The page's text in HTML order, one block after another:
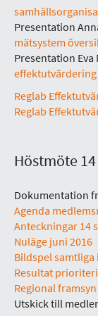
Presentation
mätsystem
Presentation Eva
effektutvärdering
Reglab
Reglab
Höstmöte
Dokumentation
Agenda
Anteckningar 14
Nuläge juni 2016
Bildspel samtliga
Resultat
Regional framsyn
Utskick till